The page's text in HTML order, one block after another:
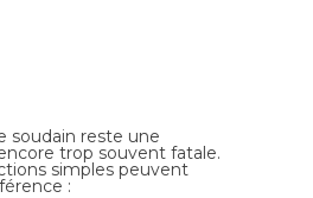
soudain reste une
trop souvent fatale.
simples peuvent
: